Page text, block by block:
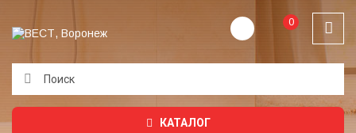
0
КАТАЛОГ